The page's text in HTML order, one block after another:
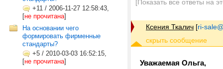
+11 / 2006-11-27 12:58:43,
[не прочитана]
На основании чего
формировать фирменные
стандарты?
+5 / 2010-03-03 16:52:15,
[не прочитана]
[Показать все ответы на
Ксения Ткалич [ri-
Уважаемая Ольга,